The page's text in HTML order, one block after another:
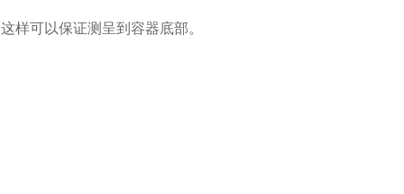
样可以保证测呈到容器底部。